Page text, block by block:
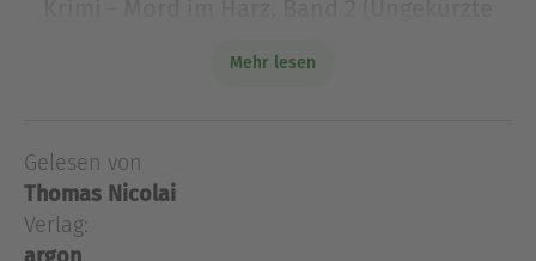
Ariane ist energisch, Polizeihauptmeister Andreas
gemütlich - und gemeinsam geraten sie immer in
Mord und Tot
Wenn die Nadelwald-Idylle trügt: Die Krimiserie
Mehr lesen
Gelesen von
Thomas Nicolai
Verlag: